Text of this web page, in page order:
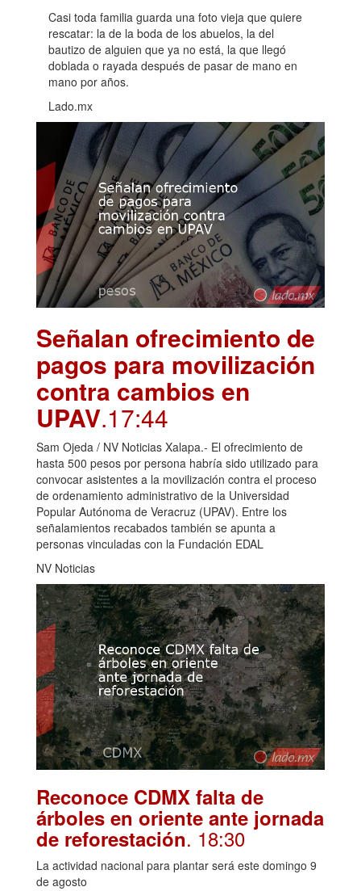
Casi toda familia guarda una foto vieja que quiere
rescatar: la de la boda de los abuelos, la del
bautizo de alguien que ya no está, la que llegó
doblada o rayada después de pasar de mano en
mano por años.
Lado.mx
Señalan ofrecimiento de
pagos para movilización
contra cambios en
UPAV.17:44
Sam Ojeda / NV Noticias Xalapa.- El ofrecimiento de
hasta 500 pesos por persona habría sido utilizado para
convocar asistentes a la movilización contra el proceso
de ordenamiento administrativo de la Universidad
Popular Autónoma de Veracruz (UPAV). Entre los
señalamientos recabados también se apunta a
personas vinculadas con la Fundación EDAL
NV Noticias
Reconoce CDMX falta de
árboles en oriente ante jornada
de reforestación. 18:30
La actividad nacional para plantar será este domingo 9
de agosto